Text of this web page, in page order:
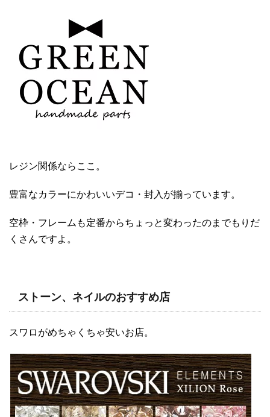
レジン関係ならここ。
豊富なカラーにかわいいデコ・封入が揃っています。
空枠・フレームも定番からちょっと変わったのまでもりだ
くさんですよ。
ストーン、ネイルのおすすめ店
スワロがめちゃくちゃ安いお店。